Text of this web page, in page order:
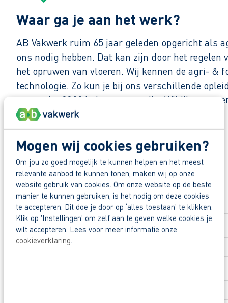
Mogen wij cookies gebruiken?
Om jou zo goed mogelijk te kunnen helpen en het meest
relevante aanbod te kunnen tonen, maken wij op onze
website gebruik van cookies. Om onze website op de beste
manier te kunnen gebruiken, is het nodig om deze cookies
te accepteren. Dit doe je door op ‘alles toestaan’ te klikken.
Klik op 'Instellingen' om zelf aan te geven welke cookies je
wilt accepteren. Lees voor meer informatie onze
cookieverklaring.
Waar ga je aan het werk?
AB Vakwerk ruim 65 jaar geleden opgericht als
ons nodig hebben. Dat kan zijn door het
het opruwen van vloeren. Wij kennen de agri- &
technologie. Zo kun je bij ons verschillende
onze ruim 3300 leden waar nodig. Wil jij er
Zo maak je werk van jouw toekomst
Reageer nu op deze vacature. Al binnen 1
Waarom solliciteren via AB Vakwerk?
Snel naar een vast contract.
Beoordeeld door flexkrachten met een 9+.
Opleidingsvoucher van € 1.000,00 voor een
Heb je nog vragen? Stel ze aan Binne via 0561-
Deel deze vacature:
Solliciteer direct
Voornaam*